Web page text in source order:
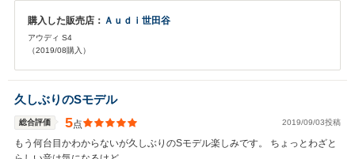
購入した販売店： Ａｕｄｉ世田谷
アウディ S4
（2019/08購入）
久しぶりのSモデル
総合評価 5点 2019/09/03投稿
もう何台目かわからないが久しぶりのSモデル楽しみです。 ちょっとわざと